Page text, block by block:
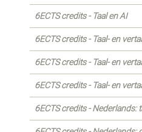
6ECTS credits - Taal en AI
6ECTS credits - Taal- en
6ECTS credits - Taal- en
6ECTS credits - Taal- en
6ECTS credits - Nederlands: